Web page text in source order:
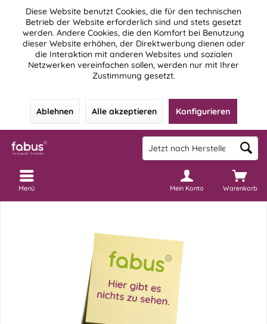
Diese Website benutzt Cookies, die für den technischen
Betrieb der Website erforderlich sind und stets gesetzt
werden. Andere Cookies, die den Komfort bei Benutzung
dieser Website erhöhen, der Direktwerbung dienen oder
die Interaktion mit anderen Websites und sozialen
Netzwerken vereinfachen sollen, werden nur mit Ihrer
Zustimmung gesetzt.
Ablehnen Alle akzeptieren Konfigurieren
Warenkorb
Mein Konto
Menü